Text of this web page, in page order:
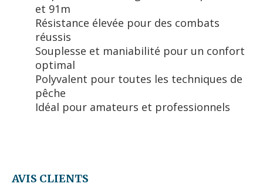
et 91m
Résistance élevée pour des combats
réussis
Souplesse et maniabilité pour un confort
optimal
Polyvalent pour toutes les techniques de
pêche
Idéal pour amateurs et professionnels
AVIS CLIENTS